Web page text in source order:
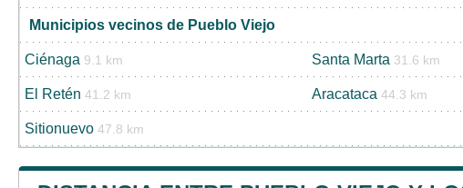
Municipios vecinos de Pueblo Viejo
Ciénaga 9.1 km Santa Marta 31.6 km
El Retén 41.2 km Aracataca 44.3 km
Sitionuevo 47.8 km